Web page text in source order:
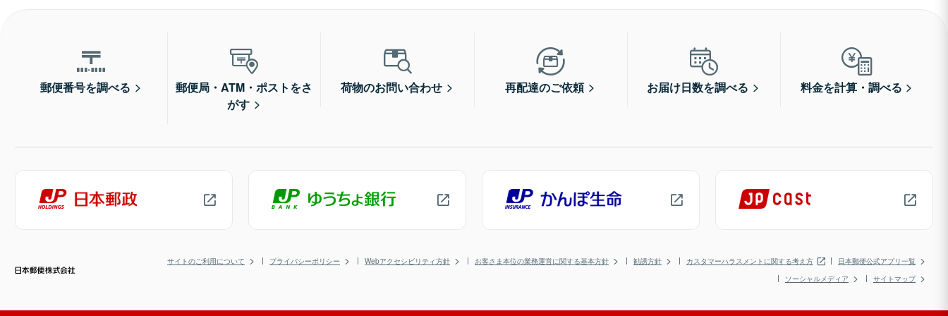
郵便番号を調べる
郵便局・ATM・ポストをさ
がす
荷物のお問い合わせ 再配達のご依頼 お届け日数を調べる 料金を計算・調べる
サイトのご利用について プライバシーポリシー Webアクセシビリティ方針 お客さま本位の業務運営に関する基本方針 勧誘方針 カスタマーハラスメントに関する考え方
日本郵便公式アプリ一覧
ソーシャルメディア
サイトマップ